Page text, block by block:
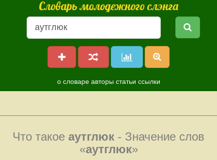
Словарь молодежного слэнга
о словаре авторы статьи ссылки
Что такое аутглюк - Значение слов
«аутглюк»